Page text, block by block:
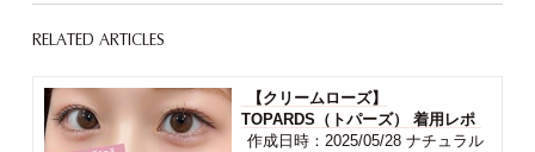
RELATED ARTICLES
【クリームローズ】
TOPARDS（トパーズ） 着用レポ
作成日時：2025/05/28 ナチュラル